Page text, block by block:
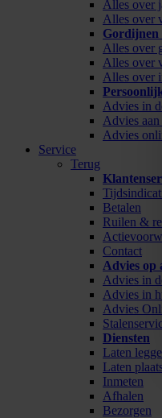
Alles over
Alles over
Gordijnen
Alles over
Alles over
Alles over
Persoonlijk
Advies in
Advies aan
Advies
Service
Terug
Betalen
Ruilen &
Contact
Advies op
Advies in
Advies in
Advies
Diensten
Laten
Laten
Inmeten
Afhalen
Bezorgen